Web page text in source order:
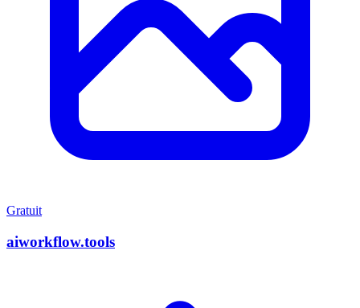
Gratuit
aiworkflow.tools